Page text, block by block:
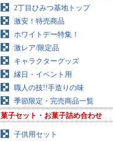
2丁目ひみつ基地トップ
激安！特売商品
ホワイトデー特集！
激レア/限定品
キャラクターグッズ
縁日・イベント用
職人の技!!手造りの味
季節限定・完売商品一覧
菓子セット・お菓子詰め合わせ
子供用セット